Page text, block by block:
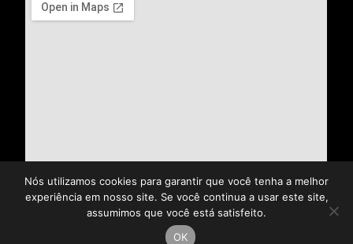
Nós utilizamos cookies para garantir que você tenha a melhor
experiência em nosso site. Se você continua a usar este site,
assumimos que você está satisfeito.
OK